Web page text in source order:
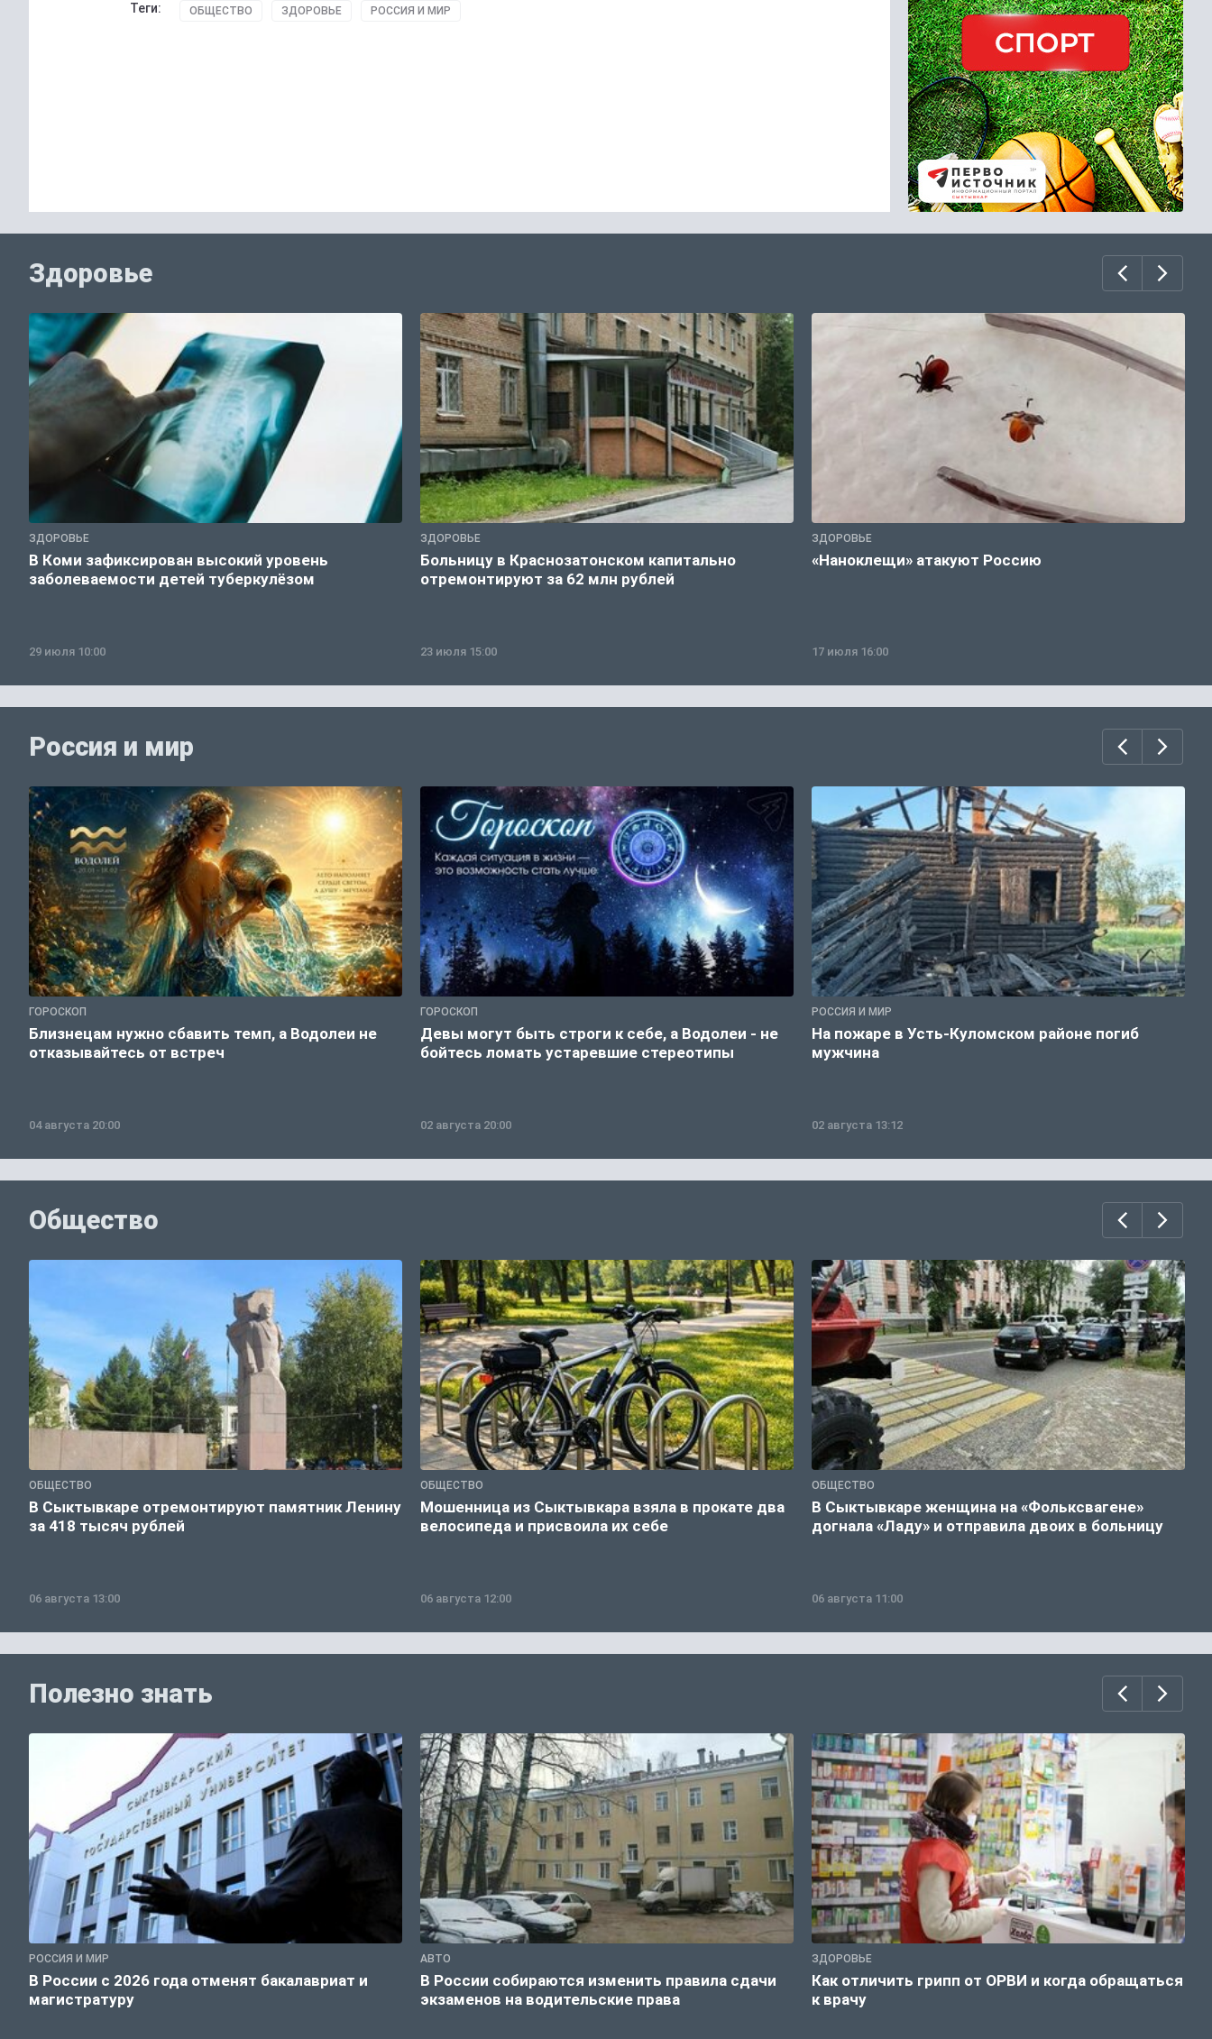
Теги: ОБЩЕСТВО ЗДОРОВЬЕ РОССИЯ И МИР
Здоровье
ЗДОРОВЬЕ
В Коми зафиксирован высокий уровень
заболеваемости детей туберкулёзом
29 июля 10:00
ЗДОРОВЬЕ
Больницу в Краснозатонском капитально
отремонтируют за 62 млн рублей
23 июля 15:00
ЗДОРОВЬЕ
«Наноклещи» атакуют Россию
17 июля 16:00
Россия и мир
ГОРОСКОП
Близнецам нужно сбавить темп, а Водолеи не
отказывайтесь от встреч
04 августа 20:00
ГОРОСКОП
Девы могут быть строги к себе, а Водолеи - не
бойтесь ломать устаревшие стереотипы
02 августа 20:00
РОССИЯ И МИР
На пожаре в Усть-Куломском районе погиб
мужчина
02 августа 13:12
Общество
ОБЩЕСТВО
В Сыктывкаре отремонтируют памятник Ленину
за 418 тысяч рублей
06 августа 13:00
ОБЩЕСТВО
Мошенница из Сыктывкара взяла в прокате два
велосипеда и присвоила их себе
06 августа 12:00
ОБЩЕСТВО
В Сыктывкаре женщина на «Фольксвагене»
догнала «Ладу» и отправила двоих в больницу
06 августа 11:00
Полезно знать
РОССИЯ И МИР
В России с 2026 года отменят бакалавриат и
магистратуру
АВТО
В России собираются изменить правила сдачи
экзаменов на водительские права
ЗДОРОВЬЕ
Как отличить грипп от ОРВИ и когда обращаться
к врачу